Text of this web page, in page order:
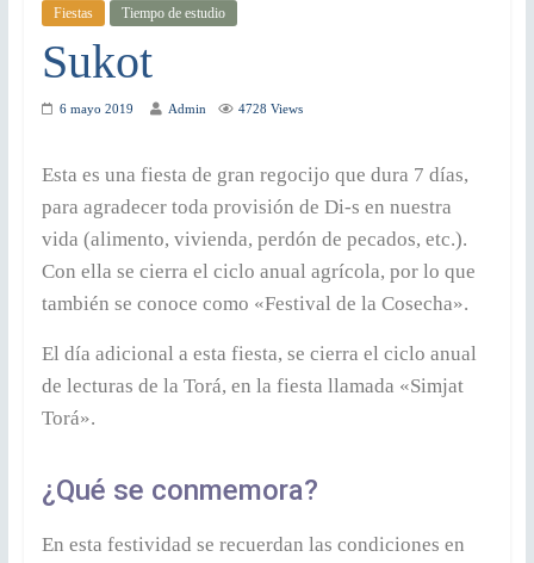
Fiestas Tiempo de estudio
Sukot
6 mayo 2019 Admin 4728 Views
Esta es una fiesta de gran regocijo que dura 7 días,
para agradecer toda provisión de Di-s en nuestra
vida (alimento, vivienda, perdón de pecados, etc.).
Con ella se cierra el ciclo anual agrícola, por lo que
también se conoce como «Festival de la Cosecha».
El día adicional a esta fiesta, se cierra el ciclo anual
de lecturas de la Torá, en la fiesta llamada «Simjat
Torá».
¿Qué se conmemora?
En esta festividad se recuerdan las condiciones en